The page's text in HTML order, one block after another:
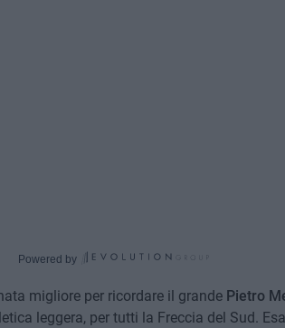
Powered by
migliore per ricordare il grandePietro
leggera, per tutti la Freccia del Sud.